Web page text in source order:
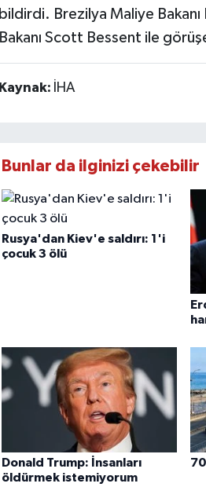
bildirdi. Brezilya Maliye
Bakanı Scott Bessent ile
Kaynak: İHA
Bunlar da ilginizi çekebilir
Rusya'dan Kiev'e saldırı: 1'i
çocuk 3 ölü
Donald Trump: İnsanları
öldürmek istemiyorum